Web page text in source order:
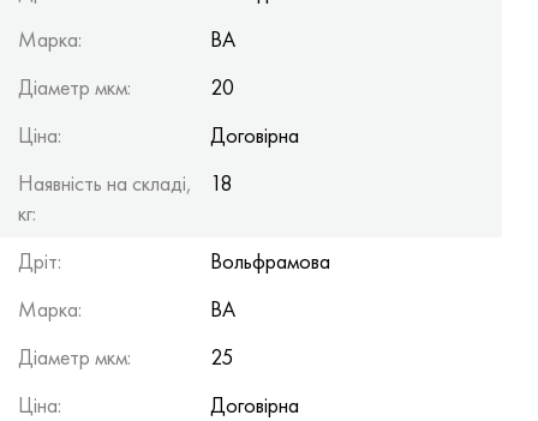
Марка:
ВА
Діаметр мкм:
20
Ціна:
Договірна
Наявність на складі,
кг:
18
Дріт:
Вольфрамова
Марка:
ВА
Діаметр мкм:
25
Ціна:
Договірна